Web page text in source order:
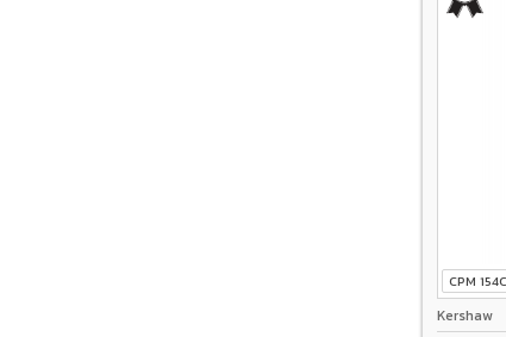
CPM
Kershaw